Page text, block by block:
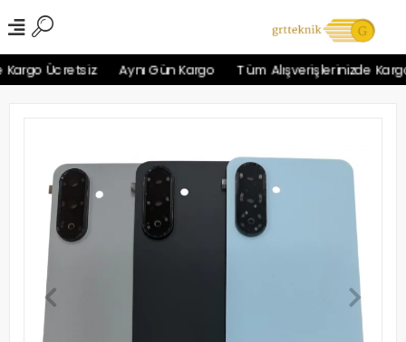
Ücretsiz Aynı Gün Kargo Tüm Alışverişlerinizde Kargo